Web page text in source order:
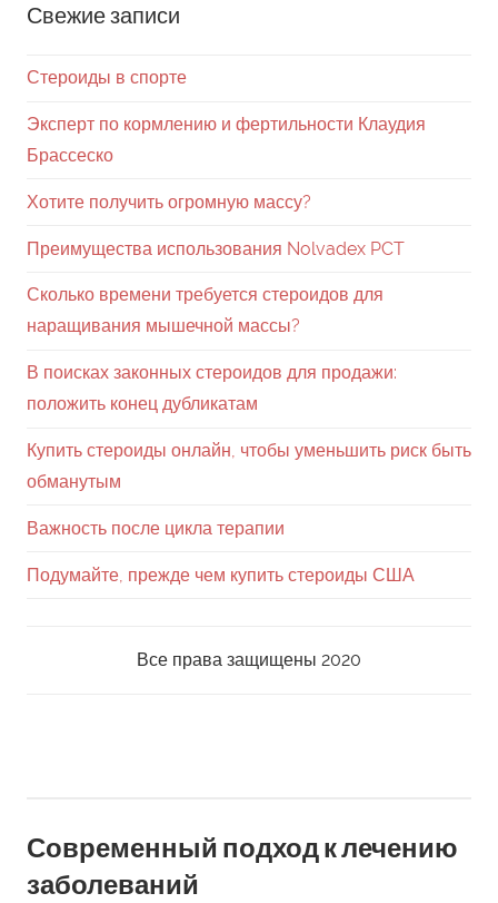
Свежие записи
Стероиды в спорте
Эксперт по кормлению и фертильности Клаудия
Брассеско
Хотите получить огромную массу?
Преимущества использования Nolvadex PCT
Сколько времени требуется стероидов для
наращивания мышечной массы?
В поисках законных стероидов для продажи:
положить конец дубликатам
Купить стероиды онлайн, чтобы уменьшить риск быть
обманутым
Важность после цикла терапии
Подумайте, прежде чем купить стероиды США
Все права защищены 2020
Современный подход к лечению
заболеваний